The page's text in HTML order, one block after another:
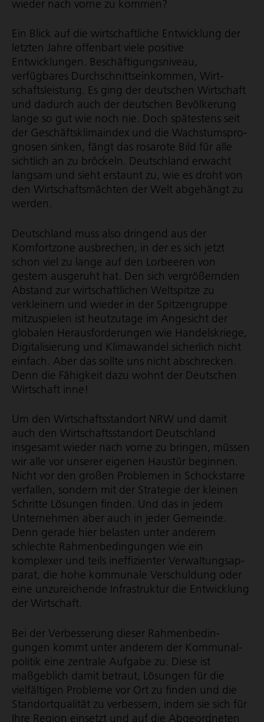
wieder nach vorne zu kommen?
Ein Blick auf die wirt­schaft­liche Entwicklung der
letzten Jahre offenbart viele positive
Entwicklungen. Beschäf­ti­gungs­ni­veau,
verfügbares Durch­schnitts­ein­kommen, Wirt­
schafts­leis­tung. Es ging der deutschen Wirtschaft
und dadurch auch der deutschen Bevölkerung
lange so gut wie noch nie. Doch spätestens seit
der Geschäfts­kli­ma­index und die Wachs­tums­pro­
gnosen sinken, fängt das rosarote Bild für alle
sichtlich an zu bröckeln. Deutschland erwacht
langsam und sieht erstaunt zu, wie es droht von
den Wirt­schafts­mächten der Welt abgehängt zu
werden.
Deutschland muss also dringend aus der
Komfortzone ausbrechen, in der es sich jetzt
schon viel zu lange auf den Lorbeeren von
gestern ausgeruht hat. Den sich vergrößernden
Abstand zur wirt­schaft­li­chen Weltspitze zu
verkleinern und wieder in der Spitzengruppe
mitzuspielen ist heutzutage im Angesicht der
globalen Heraus­for­de­rungen wie Handelskriege,
Digi­ta­li­sie­rung und Klimawandel sicherlich nicht
einfach. Aber das sollte uns nicht abschrecken.
Denn die Fähigkeit dazu wohnt der Deutschen
Wirtschaft inne!
Um den Wirt­schafts­standort NRW und damit
auch den Wirt­schafts­standort Deutschland
insgesamt wieder nach vorne zu bringen, müssen
wir alle vor unserer eigenen Haustür beginnen.
Nicht vor den großen Problemen in Schockstarre
verfallen, sondern mit der Strategie der kleinen
Schritte Lösungen finden. Und das in jedem
Unternehmen aber auch in jeder Gemeinde.
Denn gerade hier belasten unter anderem
schlechte Rahmen­be­din­gungen wie ein
komplexer und teils ineffizienter Verwal­tungs­ap­
parat, die hohe kommunale Verschuldung oder
eine unzureichende Infrastruktur die Entwicklung
der Wirtschaft.
Bei der Verbesserung dieser Rahmen­be­din­
gungen kommt unter anderem der Kommu­nal­
po­litik eine zentrale Aufgabe zu. Diese ist
maßgeblich damit betraut, Lösungen für die
vielfältigen Probleme vor Ort zu finden und die
Stand­ort­qua­lität zu verbessern, indem sie sich für
Ihre Region einsetzt und auf die Abgeordneten